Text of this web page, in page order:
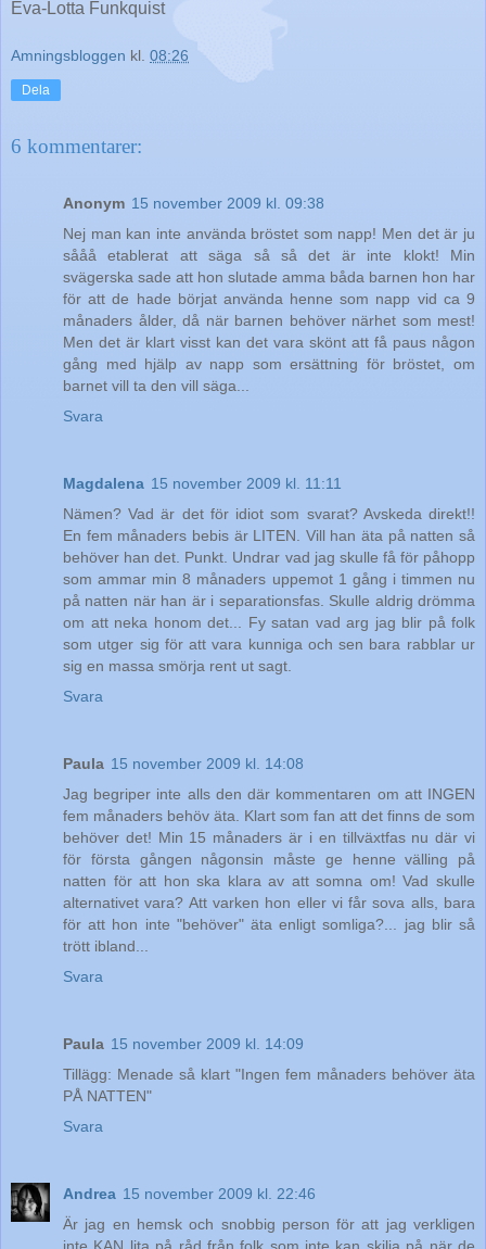
Eva-Lotta Funkquist
Amningsbloggen kl. 08:26
Dela
6 kommentarer:
Anonym 15 november 2009 kl. 09:38
Nej man kan inte använda bröstet som napp! Men det är ju
sååå etablerat att säga så så det är inte klokt! Min
svägerska sade att hon slutade amma båda barnen hon har
för att de hade börjat använda henne som napp vid ca 9
månaders ålder, då när barnen behöver närhet som mest!
Men det är klart visst kan det vara skönt att få paus någon
gång med hjälp av napp som ersättning för bröstet, om
barnet vill ta den vill säga...
Svara
Magdalena 15 november 2009 kl. 11:11
Nämen? Vad är det för idiot som svarat? Avskeda direkt!!
En fem månaders bebis är LITEN. Vill han äta på natten så
behöver han det. Punkt. Undrar vad jag skulle få för påhopp
som ammar min 8 månaders uppemot 1 gång i timmen nu
på natten när han är i separationsfas. Skulle aldrig drömma
om att neka honom det... Fy satan vad arg jag blir på folk
som utger sig för att vara kunniga och sen bara rabblar ur
sig en massa smörja rent ut sagt.
Svara
Paula 15 november 2009 kl. 14:08
Jag begriper inte alls den där kommentaren om att INGEN
fem månaders behöv äta. Klart som fan att det finns de som
behöver det! Min 15 månaders är i en tillväxtfas nu där vi
för första gången någonsin måste ge henne välling på
natten för att hon ska klara av att somna om! Vad skulle
alternativet vara? Att varken hon eller vi får sova alls, bara
för att hon inte "behöver" äta enligt somliga?... jag blir så
trött ibland...
Svara
Paula 15 november 2009 kl. 14:09
Tillägg: Menade så klart "Ingen fem månaders behöver äta
PÅ NATTEN"
Svara
Andrea 15 november 2009 kl. 22:46
Är jag en hemsk och snobbig person för att jag verkligen
inte KAN lita på råd från folk som inte kan skilja på när de